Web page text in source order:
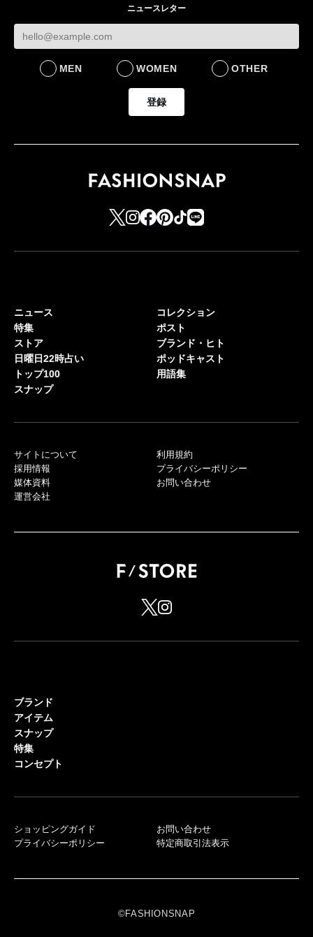
ニュースレター
MEN WOMEN OTHER
登録
ニュース
特集
ストア
日曜日22時占い
トップ100
スナップ
コレクション
ポスト
ブランド・ヒト
ポッドキャスト
用語集
サイトについて
採用情報
媒体資料
運営会社
利用規約
プライバシーポリシー
お問い合わせ
ブランド
アイテム
スナップ
特集
コンセプト
ショッピングガイド
プライバシーポリシー
お問い合わせ
特定商取引法表示
©FASHIONSNAP